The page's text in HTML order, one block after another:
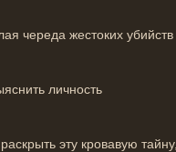
череда жестоких убийств
личность
эту кровавую тайну,